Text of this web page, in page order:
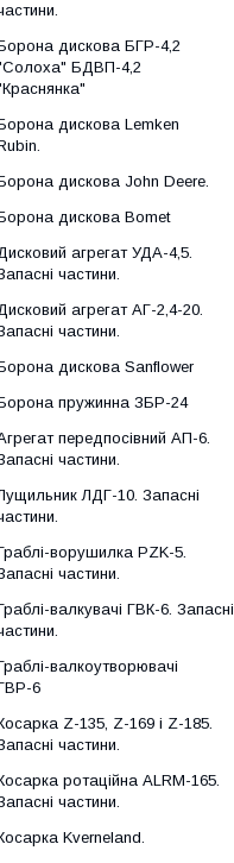
дискова БГР-4,2
БДВП-4,2
дискова Lemken
дискова John Deere.
дискова Bomet
агрегат УДА-4,5.
частини.
агрегат АГ-2,4-20.
частини.
дискова Sanflower
пружинна ЗБР-24
передпосівний АП-6.
частини.
ЛДГ-10. Запасні
ворушилка PZK-5.
частини.
валкувачі ГВК-6. Запасні
валкоутворювачі
6
Z-135, Z-169 і Z-185.
частини.
ротаційна ALRM-165.
частини.
Kverneland.